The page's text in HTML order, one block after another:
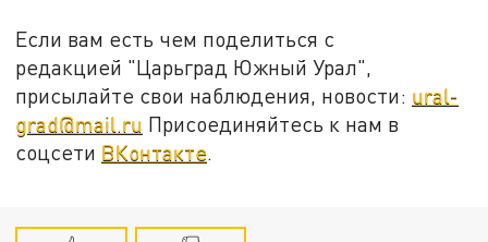
Если вам есть чем поделиться с
редакцией "Царьград Южный Урал",
присылайте свои наблюдения, новости: ural-
grad@mail.ru Присоединяйтесь к нам в
соцсети ВКонтакте.